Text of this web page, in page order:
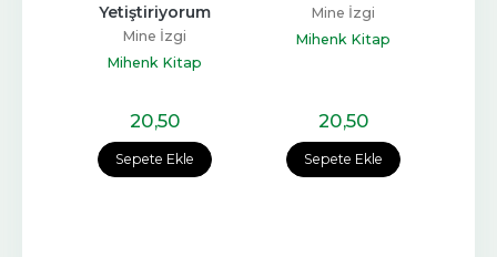
Sepete Ekle
Yetiştiriyorum
Mine İzgi
Mihenk Kitap
20,50
Sepete Ekle
Mine İzgi
Mihenk Kitap
20,50